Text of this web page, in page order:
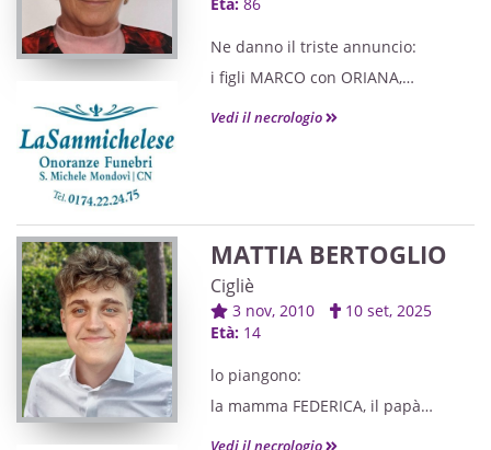
Ne danno il triste annuncio:
i figli MARCO con ORIANA,
MAURO con ROBERTA,
con DAVIDE e MARTA,
le pronipoti GINEVRA, SELENE e
NIKE,
il fratello RENZO, la cognata, i
Vedi il necrologio
MATTIA BERTOGLIO
Cigliè
3 nov, 2010
10 set, 2025
Età: 14
lo piangono:
la mamma FEDERICA, il papà
MARCO,
Vedi il necrologio